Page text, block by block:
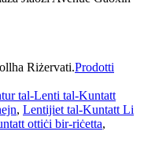
Riżervati.Prodotti
tal-Lenti tal-Kuntatt
, Lentijiet tal-Kuntatt Li
ottiċi bir-riċetta,